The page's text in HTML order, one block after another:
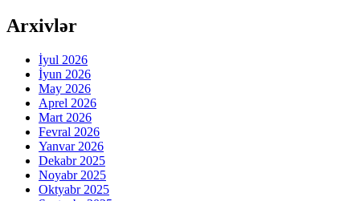
Arxivlər
İyul 2026
İyun 2026
May 2026
Aprel 2026
Mart 2026
Fevral 2026
Yanvar 2026
Dekabr 2025
Noyabr 2025
Oktyabr 2025